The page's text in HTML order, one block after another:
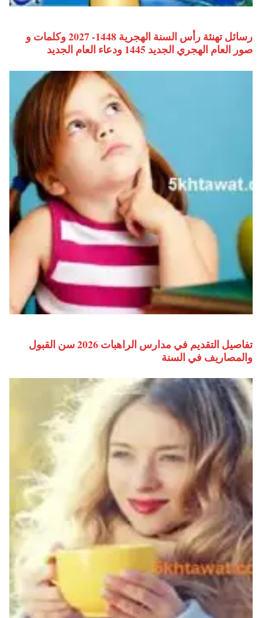
رسائل تهنئة رأس السنة الهجرية 1448- 2027 وكلمات و
صور العام الهجري الجديد 1445 ودعاء العام الجديد
تفاصيل التقديم في مدارس الراهبات 2026 سن القبول
والمصاريف في السنة